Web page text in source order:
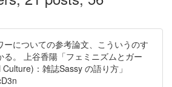
ーについての参考論文、こういうのす
る。 上谷香陽「フェミニズムとガー
：雑誌Sassy の語り方」